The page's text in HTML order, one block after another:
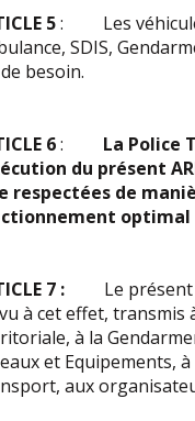
5: Les
SDIS,
besoin.
6: La Police
du présent
respectées de
7 : Le présent
à cet effet, transmis
à la
et Equipements,
aux